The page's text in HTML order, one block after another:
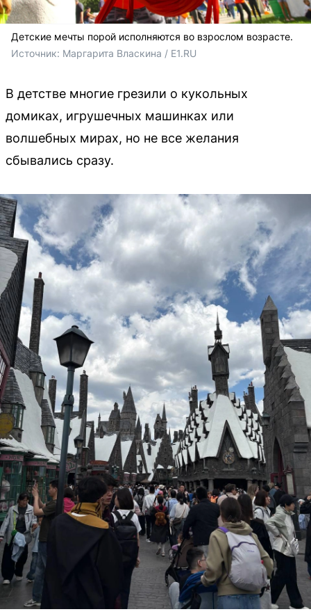
Детские мечты порой исполняются во взрослом возрасте.
Источник: Маргарита Власкина / E1.RU
В детстве многие грезили о кукольных
домиках, игрушечных машинках или
волшебных мирах, но не все желания
сбывались сразу.